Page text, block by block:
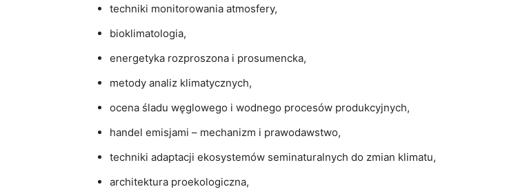
techniki monitorowania atmosfery,
bioklimatologia,
energetyka rozproszona i prosumencka,
metody analiz klimatycznych,
ocena śladu węglowego i wodnego procesów produkcyjnych,
handel emisjami – mechanizm i prawodawstwo,
techniki adaptacji ekosystemów seminaturalnych do zmian klimatu,
architektura proekologiczna,